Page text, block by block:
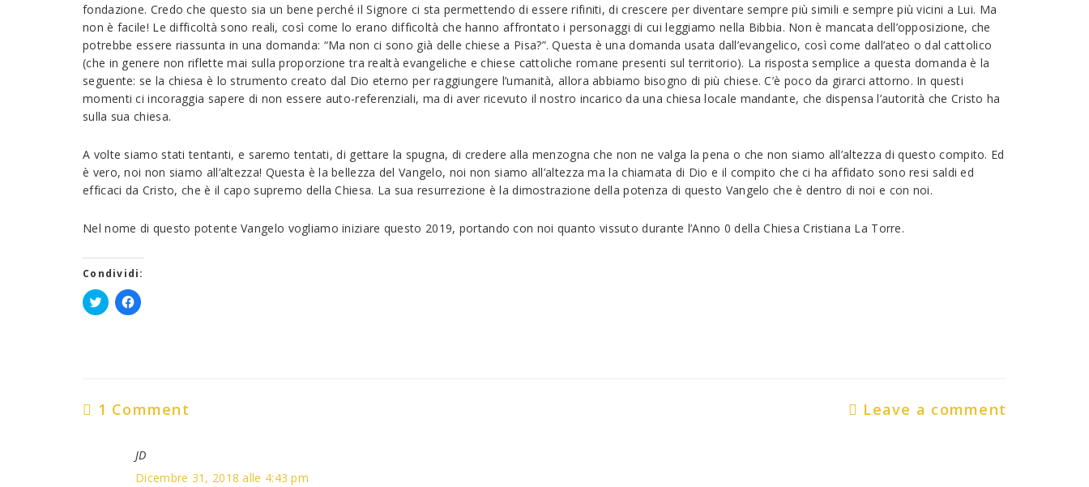
fondazione. Credo che questo sia un bene perché il Signore ci sta permettendo di essere rifiniti, di crescere per diventare sempre più simili e sempre più vicini a Lui. Ma
non è facile! Le difficoltà sono reali, così come lo erano difficoltà che hanno affrontato i personaggi di cui leggiamo nella Bibbia. Non è mancata dell’opposizione, che
potrebbe essere riassunta in una domanda: “Ma non ci sono già delle chiese a Pisa?”. Questa è una domanda usata dall’evangelico, così come dall’ateo o dal cattolico
(che in genere non riflette mai sulla proporzione tra realtà evangeliche e chiese cattoliche romane presenti sul territorio). La risposta semplice a questa domanda è la
seguente: se la chiesa è lo strumento creato dal Dio eterno per raggiungere l’umanità, allora abbiamo bisogno di più chiese. C’è poco da girarci attorno. In questi
momenti ci incoraggia sapere di non essere auto-referenziali, ma di aver ricevuto il nostro incarico da una chiesa locale mandante, che dispensa l’autorità che Cristo ha
sulla sua chiesa.
A volte siamo stati tentanti, e saremo tentati, di gettare la spugna, di credere alla menzogna che non ne valga la pena o che non siamo all’altezza di questo compito. Ed
è vero, noi non siamo all’altezza! Questa è la bellezza del Vangelo, noi non siamo all’altezza ma la chiamata di Dio e il compito che ci ha affidato sono resi saldi ed
efficaci da Cristo, che è il capo supremo della Chiesa. La sua resurrezione è la dimostrazione della potenza di questo Vangelo che è dentro di noi e con noi.
Nel nome di questo potente Vangelo vogliamo iniziare questo 2019, portando con noi quanto vissuto durante l’Anno 0 della Chiesa Cristiana La Torre.
Condividi:
Fai
in
una
Fai
una
nuova
1 Comment Leave a comment
JD
Dicembre 31, 2018 alle 4:43 pm